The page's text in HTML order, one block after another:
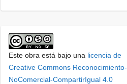
Este obra está bajo una licencia de
Creative Commons Reconocimiento-
NoComercial-CompartirIgual 4.0